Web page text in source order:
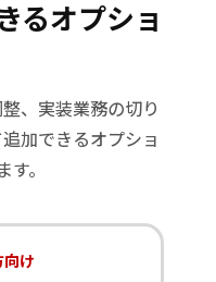
るオプショ
、実装業務の切り
加できるオプショ
。
け